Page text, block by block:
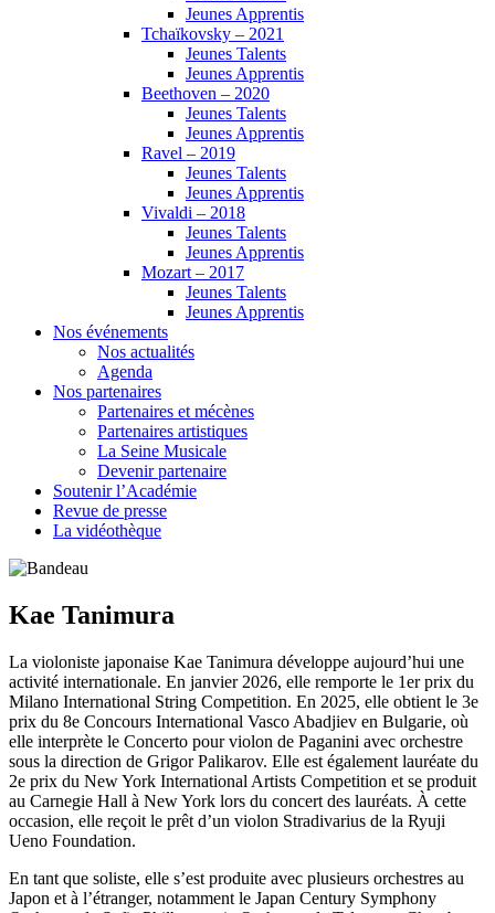
Jeunes Apprentis
Tchaïkovsky – 2021
Jeunes Talents
Jeunes Apprentis
Beethoven – 2020
Jeunes Talents
Jeunes Apprentis
Ravel – 2019
Jeunes Talents
Jeunes Apprentis
Vivaldi – 2018
Jeunes Talents
Jeunes Apprentis
Mozart – 2017
Jeunes Talents
Jeunes Apprentis
Nos événements
Nos actualités
Agenda
Nos partenaires
Partenaires et mécènes
Partenaires artistiques
La Seine Musicale
Devenir partenaire
Soutenir l’Académie
Revue de presse
La vidéothèque
Kae Tanimura
La violoniste japonaise Kae Tanimura développe aujourd’hui une
activité internationale. En janvier 2026, elle remporte le 1er prix du
Milano International String Competition. En 2025, elle obtient le 3e
prix du 8e Concours International Vasco Abadjiev en Bulgarie, où
elle interprète le Concerto pour violon de Paganini avec orchestre
sous la direction de Grigor Palikarov. Elle est également lauréate du
2e prix du New York International Artists Competition et se produit
au Carnegie Hall à New York lors du concert des lauréats. À cette
occasion, elle reçoit le prêt d’un violon Stradivarius de la Ryuji
Ueno Foundation.
En tant que soliste, elle s’est produite avec plusieurs orchestres au
Japon et à l’étranger, notamment le Japan Century Symphony